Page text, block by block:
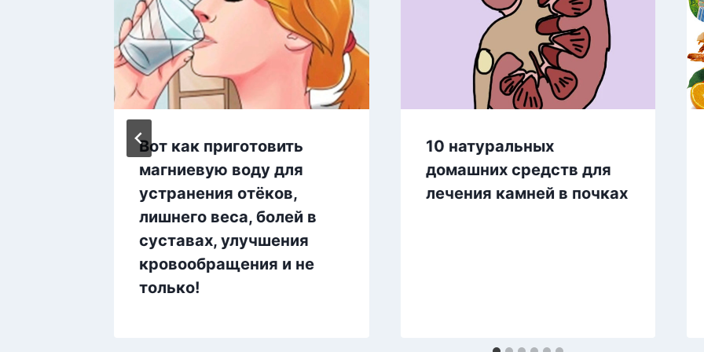
Вот как приготовить
магниевую воду для
устранения отёков,
лишнего веса, болей в
суставах, улучшения
кровообращения и не
только!
10 натуральных
домашних средств для
лечения камней в почках